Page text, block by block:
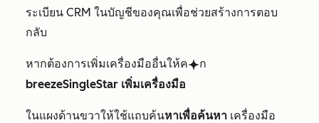
ระเบียน CRM ในบัญชีของคุณเพื่อช่วยสร้างการตอบ
กลับ
หากต้องการเพิ่มเครื่องมืออื่นให้คbreezeSingleStarก
breezeSingleStar เพิ่มเครื่องมือ
ในแผงด้านขวาให้ใช้แถบค้นหาเพื่อค้นหา เครื่องมือ